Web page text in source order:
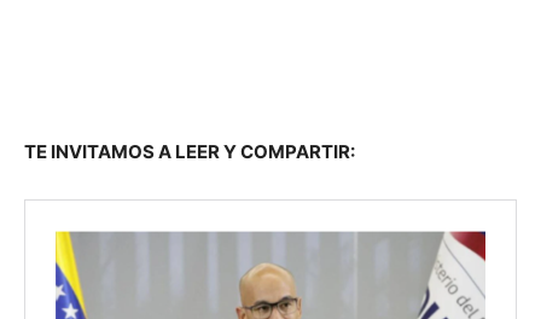
TE INVITAMOS A LEER Y COMPARTIR: